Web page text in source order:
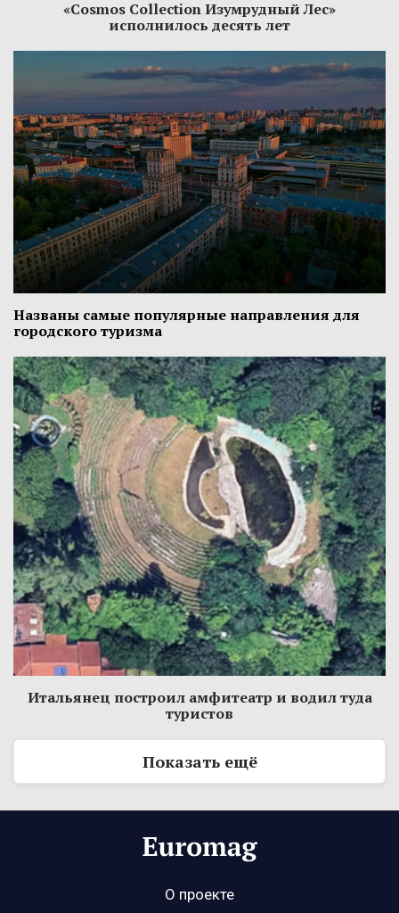
«Cosmos Collection Изумрудный Лес»
исполнилось десять лет
Названы самые популярные направления для
городского туризма
Итальянец построил амфитеатр и водил туда
туристов
Показать ещё
О проекте